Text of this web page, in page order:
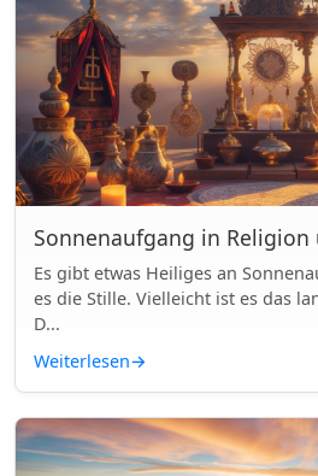
Sonnenaufgang in Religion
Es gibt etwas Heiliges an
es die Stille. Vielleicht ist es das
D...
Weiterlesen→